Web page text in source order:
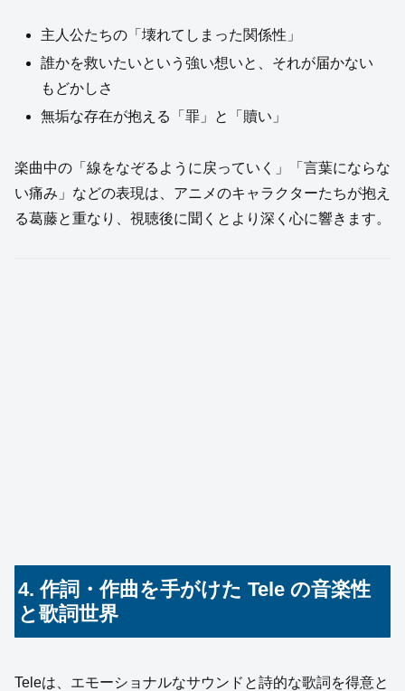
主人公たちの「壊れてしまった関係性」
誰かを救いたいという強い想いと、それが届かない
もどかしさ
無垢な存在が抱える「罪」と「贖い」
楽曲中の「線をなぞるように戻っていく」「言葉にならな
い痛み」などの表現は、アニメのキャラクターたちが抱え
る葛藤と重なり、視聴後に聞くとより深く心に響きます。
4. 作詞・作曲を手がけた Tele の音楽性
と歌詞世界
Teleは、エモーショナルなサウンドと詩的な歌詞を得意と